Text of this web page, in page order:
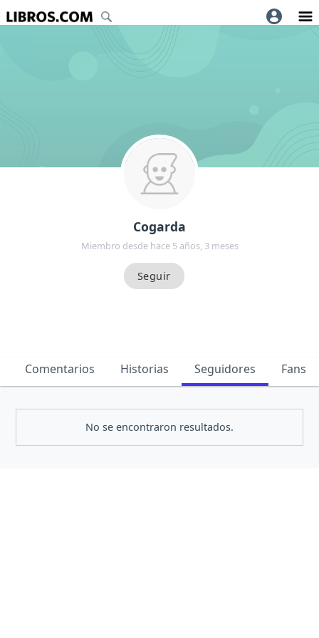
Cogarda
Miembro desde hace 5 años, 3 meses
Comentarios Historias Seguidores Fans
No se encontraron resultados.